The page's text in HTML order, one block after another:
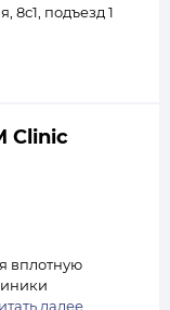
подъезд 1
Clinic
вплотную
далее